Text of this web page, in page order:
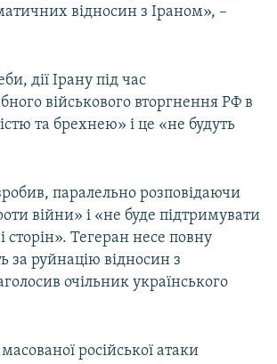
відносин з Іраном», –
дії Ірану під час
військового вторгнення РФ в
та брехнею» і це «не будуть
зробив, паралельно розповідаючи
війни» і «не буде підтримувати
сторін». Тегеран несе повну
за руйнацію відносин з
очільник українського
російської атаки